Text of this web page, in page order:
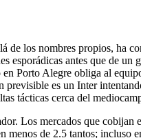
los nombres propios, ha
antes que de
Porto Alegre obliga al
es un Inter
tácticas cerca del
Los mercados que
menos de 2.5 tantos;